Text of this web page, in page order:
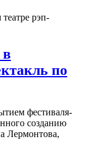
в
по
фестиваля-
созданию
Лермонтова,